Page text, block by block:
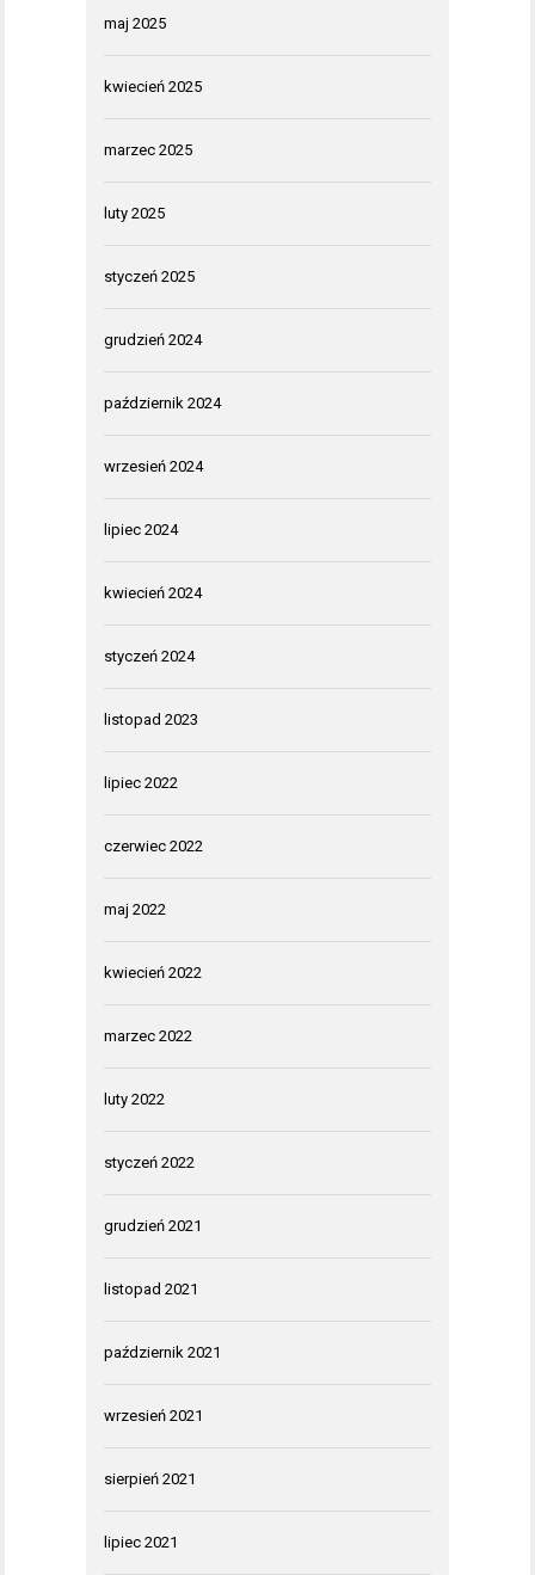
maj 2025
kwiecień 2025
marzec 2025
luty 2025
styczeń 2025
grudzień 2024
październik 2024
wrzesień 2024
lipiec 2024
kwiecień 2024
styczeń 2024
listopad 2023
lipiec 2022
czerwiec 2022
maj 2022
kwiecień 2022
marzec 2022
luty 2022
styczeń 2022
grudzień 2021
listopad 2021
październik 2021
wrzesień 2021
sierpień 2021
lipiec 2021